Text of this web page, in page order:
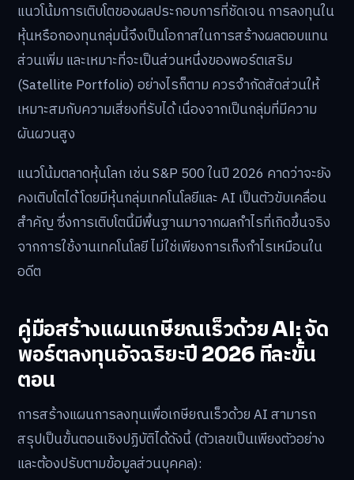
แนวโน้มการเติบโตของผลประกอบการที่ชัดเจน การลงทุนใน
หุ้นหรือกองทุนกลุ่มนี้จึงเป็นโอกาสในการสร้างผลตอบแทน
ส่วนเพิ่ม และเหมาะที่จะเป็นส่วนหนึ่งของพอร์ตเสริม
(Satellite Portfolio) อย่างไรก็ตาม ควรจำกัดสัดส่วนให้
เหมาะสมกับความเสี่ยงที่รับได้ เนื่องจากเป็นกลุ่มที่มีความ
ผันผวนสูง
แนวโน้มตลาดหุ้นโลก เช่น S&P 500 ในปี 2026 คาดว่าจะยัง
คงเติบโตได้ โดยมีหุ้นกลุ่มเทคโนโลยีและ AI เป็นตัวขับเคลื่อน
สำคัญ ซึ่งการเติบโตนี้มีพื้นฐานมาจากผลกำไรที่เกิดขึ้นจริง
จากการใช้งานเทคโนโลยี ไม่ใช่เพียงการเก็งกำไรเหมือนใน
อดีต
คู่มือสร้างแผนเกษียณเร็วด้วย AI: จัด
พอร์ตลงทุนอัจฉริยะปี 2026 ทีละขั้น
ตอน
การสร้างแผนการลงทุนเพื่อเกษียณเร็วด้วย AI สามารถ
สรุปเป็นขั้นตอนเชิงปฏิบัติได้ดังนี้ (ตัวเลขเป็นเพียงตัวอย่าง
และต้องปรับตามข้อมูลส่วนบุคคล):